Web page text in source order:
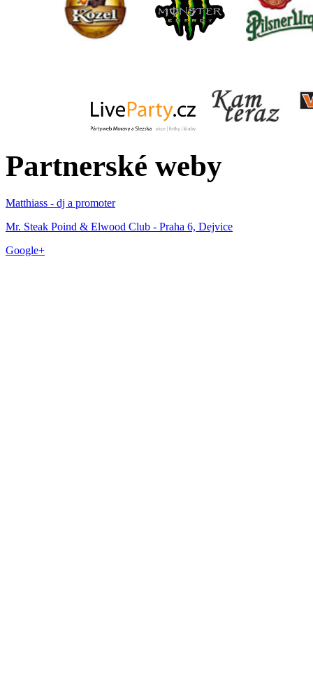
Partnerské weby
Matthiass - dj a promoter
Mr. Steak Poind & Elwood Club - Praha 6, Dejvice
Google+